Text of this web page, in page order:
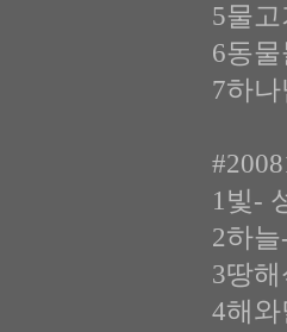
5물
6동
7하
1빛-
2하
3땅
4해